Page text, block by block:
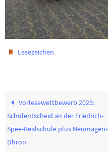
Lesezeichen.
Vorlesewettbewerb 2025:
Schulentscheid an der Friedrich-
Spee-Realschule plus Neumagen-
Dhron